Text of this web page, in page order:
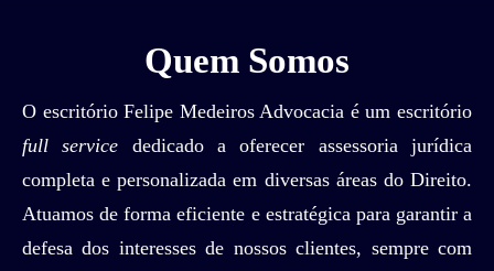
Quem Somos
O escritório Felipe Medeiros Advocacia é um escritório
full service dedicado a oferecer assessoria jurídica
completa e personalizada em diversas áreas do Direito.
Atuamos de forma eficiente e estratégica para garantir a
defesa dos interesses de nossos clientes, sempre com